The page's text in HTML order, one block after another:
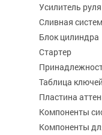
Усилитель руля
Сливная
Блок цилиндра
Стартер
Таблица ключей
Пластина
Компоненты
Компоненты